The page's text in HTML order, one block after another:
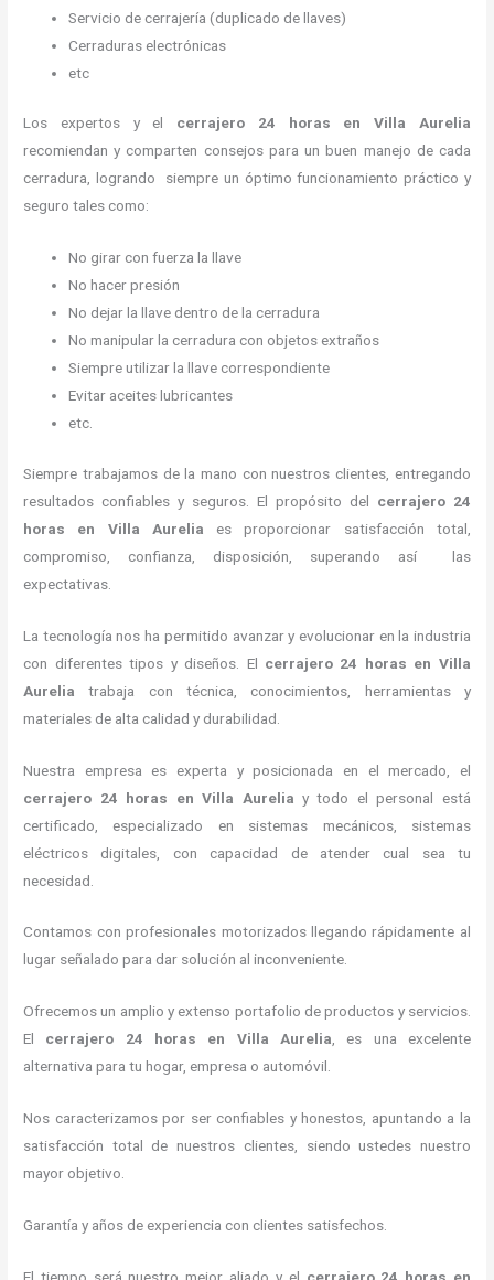
Servicio de cerrajería (duplicado de llaves)
Cerraduras electrónicas
etc
Los expertos y el cerrajero 24 horas
en Villa Aurelia
recomiendan y comparten consejos para un buen manejo de cada
cerradura, logrando siempre un óptimo funcionamiento práctico y
seguro tales como:
No girar con fuerza la llave
No hacer presión
No dejar la llave dentro de la cerradura
No manipular la cerradura con objetos extraños
Siempre utilizar la llave correspondiente
Evitar aceites lubricantes
etc.
Siempre trabajamos de la mano con nuestros clientes, entregando
resultados confiables y seguros. El propósito del cerrajero 24
horas en Villa Aurelia es proporcionar satisfacción total,
compromiso, confianza, disposición, superando así las
expectativas.
La tecnología nos ha permitido avanzar y evolucionar en la industria
con diferentes tipos y diseños. El cerrajero 24 horas en Villa
Aurelia trabaja con técnica, conocimientos, herramientas y
materiales de alta calidad y durabilidad.
Nuestra empresa es experta y posicionada en el mercado, el
cerrajero 24 horas en Villa Aurelia y todo el personal está
certificado, especializado en sistemas mecánicos, sistemas
eléctricos digitales, con capacidad de atender cual sea tu
necesidad.
Contamos con profesionales motorizados llegando rápidamente al
lugar señalado para dar solución al inconveniente.
Ofrecemos un amplio y extenso portafolio de productos y servicios.
El cerrajero 24 horas en Villa Aurelia, es una excelente
alternativa para tu hogar, empresa o automóvil.
Nos caracterizamos por ser confiables y honestos, apuntando a la
satisfacción total de nuestros clientes, siendo ustedes nuestro
mayor objetivo.
Garantía y años de experiencia con clientes satisfechos.